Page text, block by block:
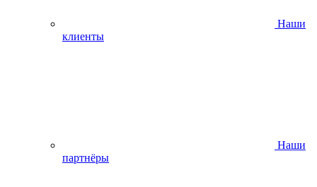
Наши
клиенты
Наши
партнёры